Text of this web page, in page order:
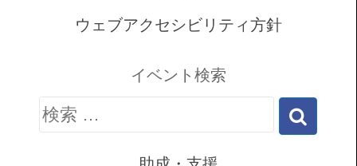
ウェブアクセシビリティ方針
イベント検索
検